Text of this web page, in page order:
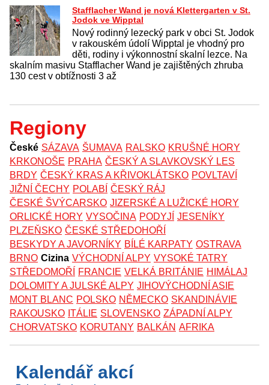
Stafflacher Wand je nová Klettergarten v St.
Jodok ve Wipptal
Nový rodinný lezecký park v obci St. Jodok
v rakouském údolí Wipptal je vhodný pro
děti, rodiny i výkonnostní skalní lezce. Na
skalním masivu Stafflacher Wand je zajištěných zhruba
130 cest v obtížnosti 3 až
Regiony
České SÁZAVA ŠUMAVA RALSKO KRUŠNÉ HORY
KRKONOŠE PRAHA ČESKÝ A SLAVKOVSKÝ LES
BRDY ČESKÝ KRAS A KŘIVOKLÁTSKO POVLTAVÍ
JIŽNÍ ČECHY POLABÍ ČESKÝ RÁJ
ČESKÉ ŠVÝCARSKO JIZERSKÉ A LUŽICKÉ HORY
ORLICKÉ HORY VYSOČINA PODYJÍ JESENÍKY
PLZEŇSKO ČESKÉ STŘEDOHOŘÍ
BESKYDY A JAVORNÍKY BÍLÉ KARPATY OSTRAVA
BRNO Cizina VÝCHODNÍ ALPY VYSOKÉ TATRY
STŘEDOMOŘÍ
FRANCIE VELKÁ BRITÁNIE HIMÁLAJ
DOLOMITY A JULSKÉ ALPY JIHOVÝCHODNÍ ASIE
MONT BLANC POLSKO NĚMECKO SKANDINÁVIE
RAKOUSKO ITÁLIE SLOVENSKO ZÁPADNÍ ALPY
CHORVATSKO KORUTANY BALKÁN AFRIKA
Kalendář akcí